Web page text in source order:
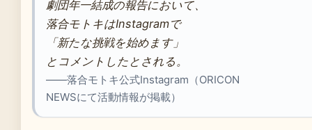
劇団年一結成の報告において、
落合モトキはInstagramで
「新たな挑戦を始めます」
とコメントしたとされる。
——落合モトキ公式Instagram（ORICON
NEWSにて活動情報が掲載）